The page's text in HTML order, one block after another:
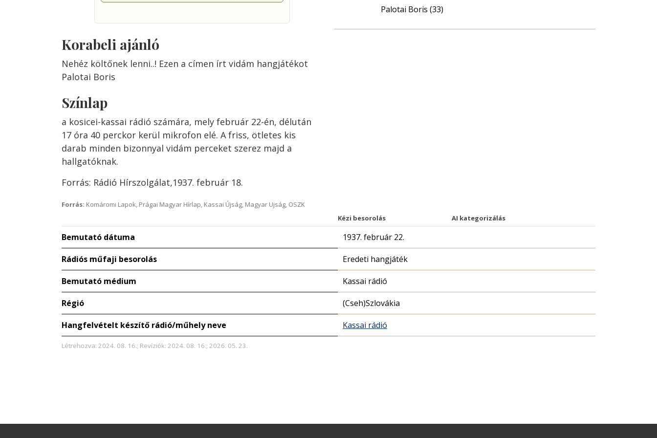
Korabeli ajánló
Nehéz költőnek lenni..! Ezen a címen írt vidám hangjátékot
Palotai Boris
Színlap
a kosicei-kassai rádió számára, mely február 22-én, délután
17 óra 40 perckor kerül mikrofon elé. A friss, ötletes kis
darab minden bizonnyal vidám perceket szerez majd a
hallgatóknak.
Forrás: Rádió Hírszolgálat,1937. február 18.
Forrás: Komáromi Lapok, Prágai Magyar Hírlap, Kassai Újság, Magyar Ujság, OSZK
Palotai Boris (33)
Kézi besorolás AI kategorizálás
Bemutató dátuma 1937. február 22.
Rádiós műfaji besorolás Eredeti hangjáték
Bemutató médium Kassai rádió
Régió (Cseh)Szlovákia
Hangfelvételt készítő rádió/műhely neve Kassai rádió
Létrehozva: 2024. 08. 16.; Revíziók: 2024. 08. 16.; 2026. 05. 23.